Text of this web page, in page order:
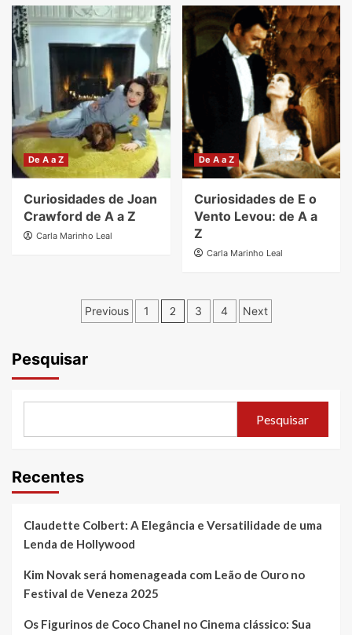
De A a Z
Curiosidades de Joan
Crawford de A a Z
Carla Marinho Leal
De A a Z
Curiosidades de E o
Vento Levou: de A a
Z
Carla Marinho Leal
Paginação
posts
Previous 1 2 3 4 Next
Pesquisar
Pesquisar
Recentes
Claudette Colbert: A Elegância e Versatilidade de uma
Lenda de Hollywood
Kim Novak será homenageada com Leão de Ouro no
Festival de Veneza 2025
Os Figurinos de Coco Chanel no Cinema clássico: Sua